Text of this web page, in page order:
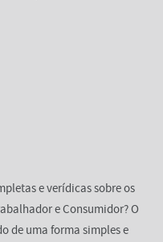
e verídicas sobre os
e Consumidor? O
de uma forma simples e